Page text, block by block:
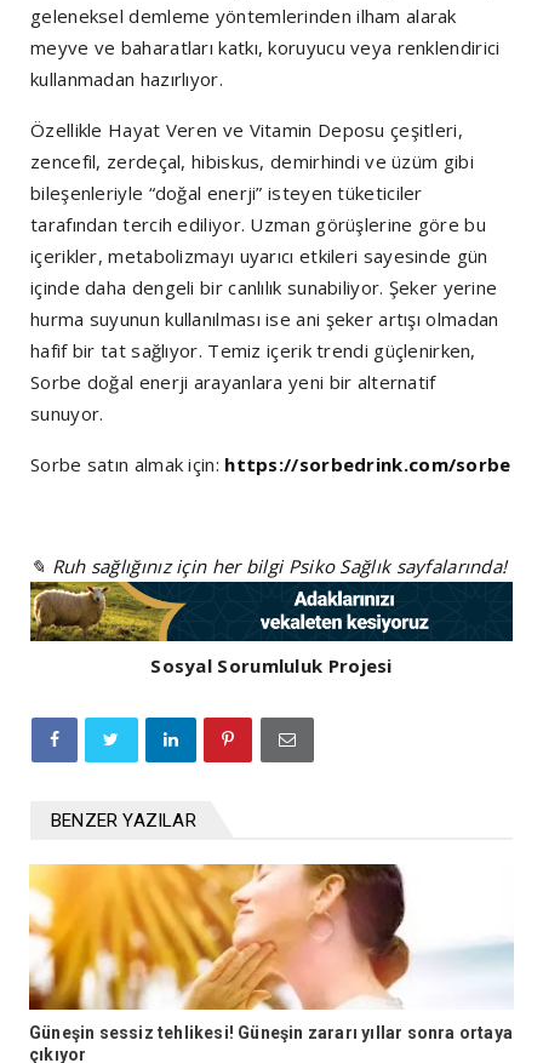
geleneksel demleme yöntemlerinden ilham alarak
meyve ve baharatları katkı, koruyucu veya renklendirici
kullanmadan hazırlıyor.
Özellikle Hayat Veren ve Vitamin Deposu çeşitleri,
zencefil, zerdeçal, hibiskus, demirhindi ve üzüm gibi
bileşenleriyle “doğal enerji” isteyen tüketiciler
tarafından tercih ediliyor. Uzman görüşlerine göre bu
içerikler, metabolizmayı uyarıcı etkileri sayesinde gün
içinde daha dengeli bir canlılık sunabiliyor. Şeker yerine
hurma suyunun kullanılması ise ani şeker artışı olmadan
hafif bir tat sağlıyor. Temiz içerik trendi güçlenirken,
Sorbe doğal enerji arayanlara yeni bir alternatif
sunuyor.
Sorbe satın almak için: https://sorbedrink.com/sorbe
✎ Ruh sağlığınız için her bilgi Psiko Sağlık sayfalarında!
Sosyal Sorumluluk Projesi
BENZER YAZILAR
Güneşin sessiz tehlikesi! Güneşin zararı yıllar sonra ortaya
çıkıyor